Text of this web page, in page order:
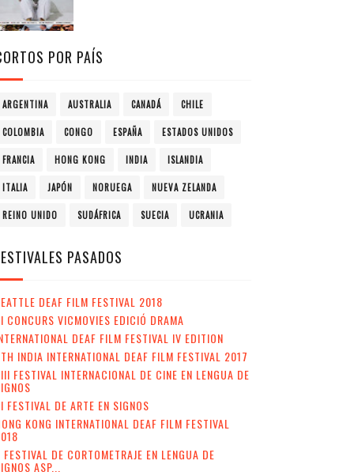
POR PAÍS
ARGENTINA AUSTRALIA CANADÁ CHILE
COLOMBIA CONGO ESPAÑA ESTADOS UNIDOS
FRANCIA HONG KONG INDIA ISLANDIA
ITALIA JAPÓN NORUEGA NUEVA ZELANDA
REINO UNIDO SUDÁFRICA SUECIA UCRANIA
PASADOS
DEAF FILM FESTIVAL 2018
CONCURS VICMOVIES EDICIÓ DRAMA
DEAF FILM FESTIVAL IV EDITION
INDIA INTERNATIONAL DEAF FILM FESTIVAL 2017
FESTIVAL INTERNACIONAL DE CINE EN LENGUA DE
FESTIVAL DE ARTE EN SIGNOS
KONG INTERNATIONAL DEAF FILM FESTIVAL
FESTIVAL DE CORTOMETRAJE EN LENGUA DE
ASP...